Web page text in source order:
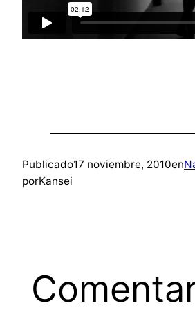
Publicado17 noviembre, 2010en
porKansei